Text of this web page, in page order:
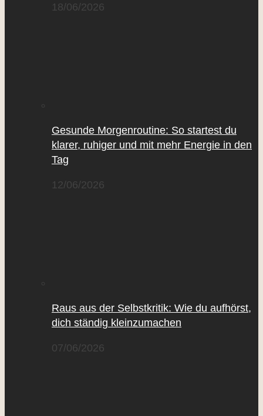
18/06/2026
Gesunde Morgenroutine: So startest du
klarer, ruhiger und mit mehr Energie in den
Tag
12/06/2026
Raus aus der Selbstkritik: Wie du aufhörst,
dich ständig kleinzumachen
07/06/2026